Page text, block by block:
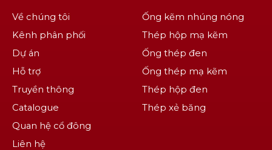
Về chúng tôi
Kênh phân phối
Dự án
Hỗ trợ
Truyền thông
Catalogue
Quan hệ cổ đông
Liên hệ
Ống kẽm nhúng nóng
Thép hộp mạ kẽm
Ống thép đen
Ống thép mạ kẽm
Thép hộp đen
Thép xẻ băng